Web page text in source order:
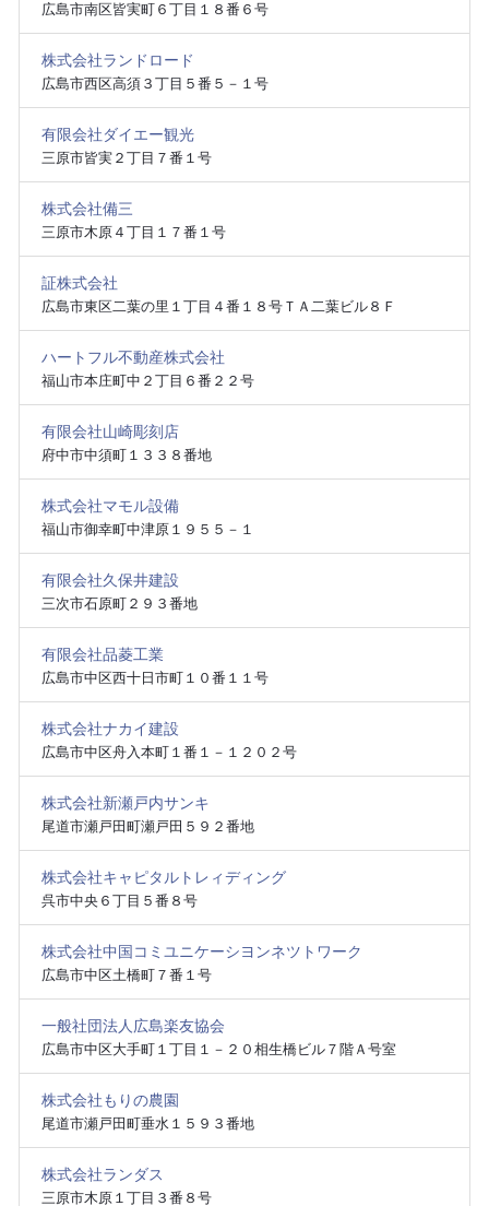
広島市南区皆実町６丁目１８番６号
株式会社ランドロード
広島市西区高須３丁目５番５－１号
有限会社ダイエー観光
三原市皆実２丁目７番１号
株式会社備三
三原市木原４丁目１７番１号
証株式会社
広島市東区二葉の里１丁目４番１８号ＴＡ二葉ビル８Ｆ
ハートフル不動産株式会社
福山市本庄町中２丁目６番２２号
有限会社山崎彫刻店
府中市中須町１３３８番地
株式会社マモル設備
福山市御幸町中津原１９５５－１
有限会社久保井建設
三次市石原町２９３番地
有限会社品菱工業
広島市中区西十日市町１０番１１号
株式会社ナカイ建設
広島市中区舟入本町１番１－１２０２号
株式会社新瀬戸内サンキ
尾道市瀬戸田町瀬戸田５９２番地
株式会社キャピタルトレィディング
呉市中央６丁目５番８号
株式会社中国コミユニケーシヨンネツトワーク
広島市中区土橋町７番１号
一般社団法人広島楽友協会
広島市中区大手町１丁目１－２０相生橋ビル７階Ａ号室
株式会社もりの農園
尾道市瀬戸田町垂水１５９３番地
株式会社ランダス
三原市木原１丁目３番８号